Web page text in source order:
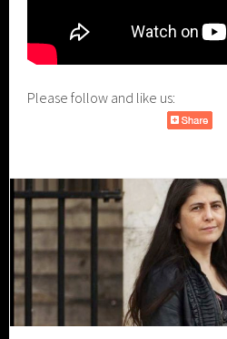
Please follow and like us: